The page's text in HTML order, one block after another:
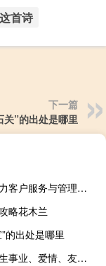
这首诗
下一篇
关”的出处是哪里
什么是电力客户服务与管理专业
略花木兰
的出处是哪里
狮子座女生事业、爱情、友情和什么星座最配